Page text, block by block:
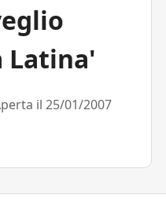
Latina'
il 25/01/2007